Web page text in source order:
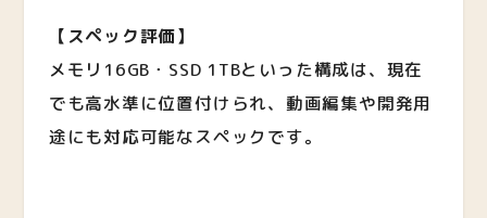
【スペック評価】
メモリ16GB・SSD 1TBといった構成は、現在
でも高水準に位置付けられ、動画編集や開発用
途にも対応可能なスペックです。